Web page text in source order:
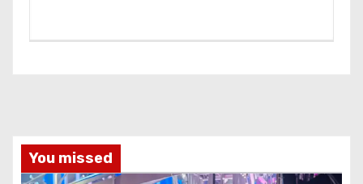
You missed